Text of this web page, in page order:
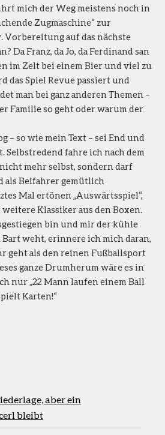
mich der Weg meistens noch in
Zugmaschine“ zur
Vorbereitung auf das nächste
Da Franz, da Jo, da Ferdinand san
im Zelt bei einem Bier und viel zu
das Spiel Revue passiert und
man bei ganz anderen Themen –
Familie so geht oder warum der
– so wie mein Text – sei End und
Selbstredend fahre ich nach dem
mehr selbst, sondern darf
als Beifahrer gemütlich
Mal ertönen „Auswärtsspiel“,
weitere Klassiker aus den Boxen.
bin und mir der kühle
weht, erinnere ich mich daran,
geht als den reinen Fußballsport
ganze Drumherum wäre es in
nur „22 Mann laufen einem Ball
Karten!“
aber ein
bleibt